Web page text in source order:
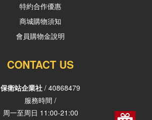
特約合作優惠
商城購物須知
會員購物金說明
CONTACT US
保衛站企業社 / 40868479
服務時間 /
周一至周日 11:00-21:00